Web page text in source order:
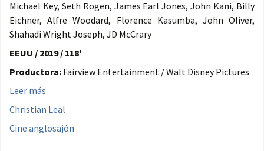
Michael Key, Seth Rogen, James Earl Jones, John Kani, Billy
Eichner, Alfre Woodard, Florence Kasumba, John Oliver,
Shahadi Wright Joseph, JD McCrary
EEUU / 2019 / 118'
Productora: Fairview Entertainment / Walt Disney Pictures
Leer más
Christian Leal
Cine anglosajón